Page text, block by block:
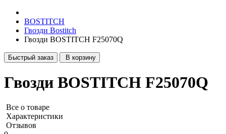
BOSTITCH
Гвозди Bostitch
Гвозди BOSTITCH F25070Q
Быстрый заказ В корзину
Гвозди BOSTITCH F25070Q
Все о товаре
Характеристики
Отзывов